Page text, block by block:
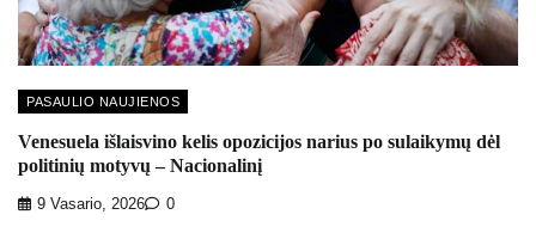
PASAULIO NAUJIENOS
Venesuela išlaisvino kelis opozicijos narius po sulaikymų dėl
politinių motyvų – Nacionalinį
9 Vasario, 2026 0